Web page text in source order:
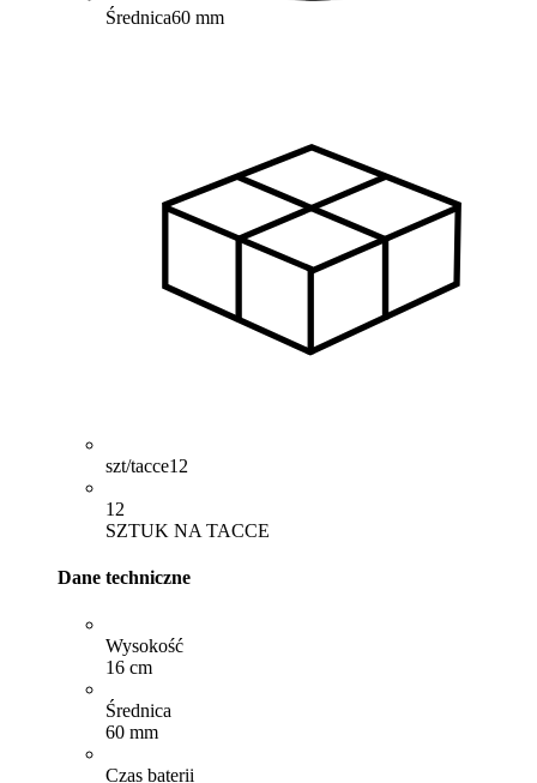
Średnica60 mm
szt/tacce12
12
SZTUK NA TACCE
Dane techniczne
Wysokość
16 cm
Średnica
60 mm
Czas baterii